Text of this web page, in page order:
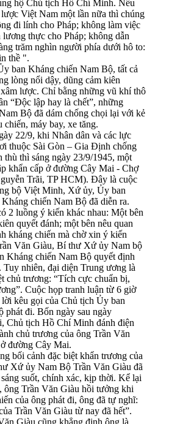
hộ Chủ tịch Hồ Chí Minh. Nếu
Việt Nam một lần nữa thì chúng
đi lính cho Pháp; không làm việc
lương thực cho Pháp; không dẫn
trăm nghìn người phía dưới hô to:
thề ".
ban Kháng chiến Nam Bộ, tất cả
lòng nổi dậy, dũng cảm kiên
lược. Chỉ bằng những vũ khí thô
“Độc lập hay là chết”, những
Bộ đã dám chống chọi lại với kẻ
chiến, máy bay, xe tăng.
22/9, khi Nhân dân và các lực
thuộc Sài Gòn – Gia Định chống
thù thì sáng ngày 23/9/1945, một
khẩn cấp ở đường Cây Mai - Chợ
Trãi, TP HCM). Đây là cuộc
bộ Việt Minh, Xứ ủy, Ủy ban
chiến Nam Bộ đã diễn ra.
2 luồng ý kiến khác nhau: Một bên
quyết đánh; một bên nêu quan
kháng chiến mà chờ xin ý kiến
Văn Giàu, Bí thư Xứ ủy Nam bộ
Kháng chiến Nam Bộ quyết định
Tuy nhiên, đại diện Trung ương là
chủ trương: “Tích cực chuẩn bị,
Cuộc họp tranh luận từ 6 giờ
kêu gọi của Chủ tịch Ủy ban
phát đi. Bốn ngày sau ngày
Chủ tịch Hồ Chí Minh đánh điện
chủ trương của ông Trần Văn
đường Cây Mai.
bối cảnh đặc biệt khẩn trương của
Xứ ủy Nam Bộ Trần Văn Giàu đã
suốt, chính xác, kịp thời. Kể lại
ông Trần Văn Giàu hồi tưởng khi
của ông phát đi, ông đã tự nghĩ:
Trần Văn Giàu từ nay đã hết”.
Giàu cũng khẳng định ông là